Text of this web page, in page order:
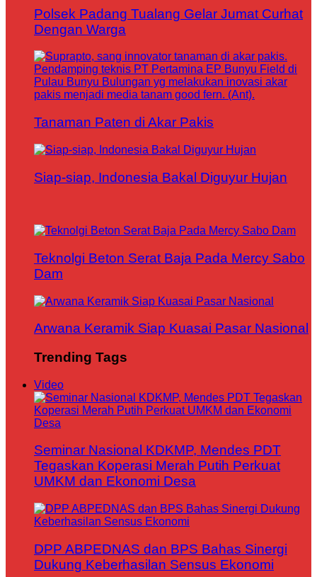
Polsek Padang Tualang Gelar Jumat Curhat
Dengan Warga
Tanaman Paten di Akar Pakis
Siap-siap, Indonesia Bakal Diguyur Hujan
Teknolgi Beton Serat Baja Pada Mercy Sabo
Dam
Arwana Keramik Siap Kuasai Pasar Nasional
Trending Tags
Video
Seminar Nasional KDKMP, Mendes PDT
Tegaskan Koperasi Merah Putih Perkuat
UMKM dan Ekonomi Desa
DPP ABPEDNAS dan BPS Bahas Sinergi
Dukung Keberhasilan Sensus Ekonomi